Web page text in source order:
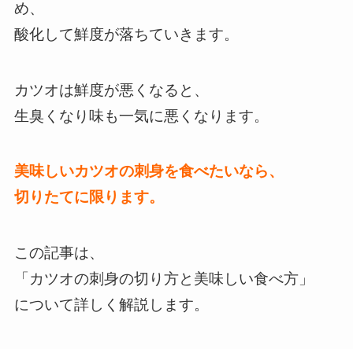
め、
酸化して鮮度が落ちていきます。
カツオは鮮度が悪くなると、
生臭くなり味も一気に悪くなります。
美味しいカツオの刺身を食べたいなら、
切りたてに限ります。
この記事は、
「カツオの刺身の切り方と美味しい食べ方」
について詳しく解説します。